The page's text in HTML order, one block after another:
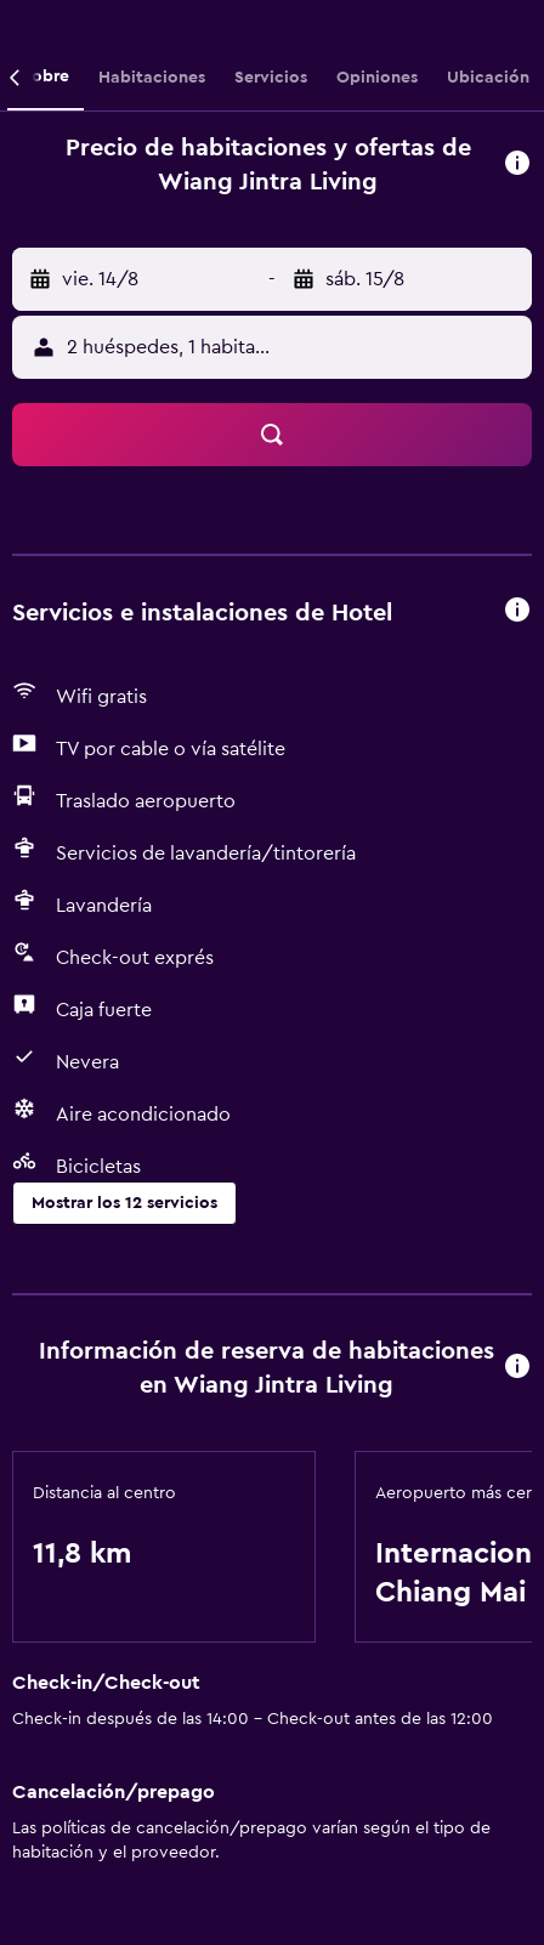
Sobre Habitaciones Servicios Opiniones Ubicación
Precio de habitaciones y ofertas de
Wiang Jintra Living
vie. 14/8 - sáb. 15/8
2 huéspedes, 1 habitación
Servicios e instalaciones de Hotel
Wifi gratis
TV por cable o vía satélite
Traslado aeropuerto
Servicios de lavandería/tintorería
Lavandería
Check-out exprés
Caja fuerte
Nevera
Aire acondicionado
Bicicletas
Mostrar los 12 servicios
Lavandería
Servicios de lavandería/tintorería
Nevera
Servicios básicos
Estacionamiento y transporte
Sistema de entretenimiento
TV por cable o vía satélite
Información de reserva de habitaciones
en Wiang Jintra Living
Distancia al centro
11,8 km
Aeropuerto más
Chiang Mai
Check-in/Check-out
Check-in después de las 14:00 - Check-out antes de las 12:00
Cancelación/prepago
Las políticas de cancelación/prepago varían según el tipo de
habitación y el proveedor.